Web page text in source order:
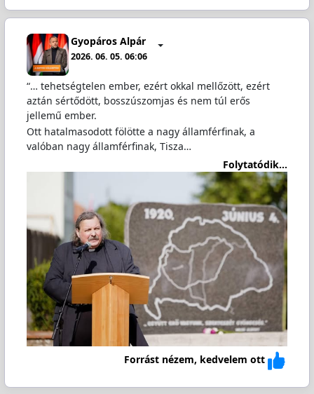
Gyopáros Alpár
2026. 06. 05. 06:06
“… tehetségtelen ember, ezért okkal mellőzött, ezért
aztán sértődött, bosszúszomjas és nem túl erős
jellemű ember.
Ott hatalmasodott fölötte a nagy államférfinak, a
valóban nagy államférfinak, Tisza…
Folytatódik...
Forrást nézem, kedvelem ott